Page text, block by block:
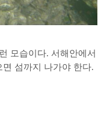
모습이다. 서해안에서
섬까지 나가야 한다.